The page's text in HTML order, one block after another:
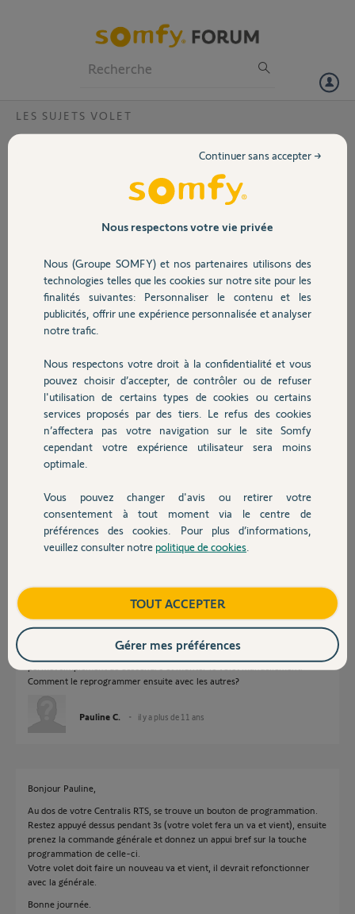
Volet
Sécurité
Domotique
Chauffage
Autres produits
Devis avec un pro
Contact
LES SUJETS VOLET
Déprogrammation volet- Centralis RTS
J'ai un problème pour l'utilisation de mes volets, commandé par le
boitier général, qui permet leur ouverture et leur fermeture à heures
et ne se ferme plus que manuellement. Le modèle concerne le point
fixe au mur avec Montée, Stop, Descendre. Pouvez vous me dire
comment faire pour le reprogrammer?
En vous remerciant,
Pauline C.
il y a plus de 11 ans
Participer au fil de discussion
Réponses
Bonjour,
Ce post devrait vous aider
http://forum.somfy.fr/questions/842260-reprogrammer-telecommande
Merci de votre réponse, mais la manipulation que vous m'indiquez me
Comment le reprogrammer ensuite avec les autres?
Pauline C. il y a plus de 11 ans
Bonjour Pauline,
Au dos de votre Centralis RTS, se trouve un bouton de programmation.
Restez appuyé dessus pendant 3s (votre volet fera un va et vient), ensuite
prenez la commande générale et donnez un appui bref sur la touche
programmation de celle-ci.
Votre volet doit faire un nouveau va et vient, il devrait refonctionner
avec la générale.
Bonne journée.
Nous respectons votre vie privée
Nous (Groupe SOMFY) et nos partenaires utilisons des
technologies telles que les cookies sur notre site pour les
finalités suivantes: Personnaliser le contenu et les
publicités, offrir une expérience personnalisée et analyser
notre trafic.
Nous respectons votre droit à la confidentialité et vous
pouvez choisir d’accepter, de contrôler ou de refuser
l'utilisation de certains types de cookies ou certains
services proposés par des tiers. Le refus des cookies
n’affectera pas votre navigation sur le site Somfy
cependant votre expérience utilisateur sera moins
optimale.
Vous pouvez changer d'avis ou retirer votre
consentement à tout moment via le centre de
préférences des cookies. Pour plus d’informations,
veuillez consulter notre politique de cookies
Continuer sans accepter →
TOUT ACCEPTER
Gérer mes préférences